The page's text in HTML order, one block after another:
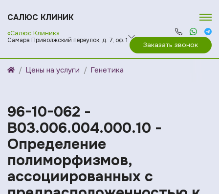
САЛЮС КЛИНИК
«Салюс Клиник»
Самара Приволжский переулок, д. 7, оф. 1
Заказать звонок
Цены на услуги Генетика
96-10-062 -
B03.006.004.000.10 -
Определение
полиморфизмов,
ассоциированных с